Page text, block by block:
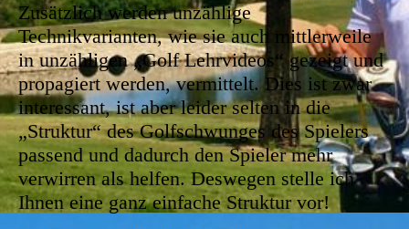
Zusätzlich werden unzählige
Technikvarianten, wie sie auch mittlerweile
in unzähligen „Golf Lehrvideos“ gezeigt und
propagiert werden, vermittelt. Dies ist zwar
interessant, ist aber leider selten in die
„Struktur“ des Golfschwunges des Spielers
passend und dadurch den Spieler mehr
verwirren als helfen. Deswegen stelle ich
Ihnen eine ganz einfache Struktur vor!